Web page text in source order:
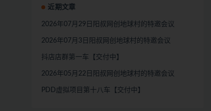
近期文章
2026年07月29日阳叔网创地球村的特邀会议
2026年07月3日阳叔网创地球村的特邀会议
抖店店群第一车【交付中】
2026年05月22日阳叔网创地球村的特邀会议
PDD虚拟项目第十八车【交付中】